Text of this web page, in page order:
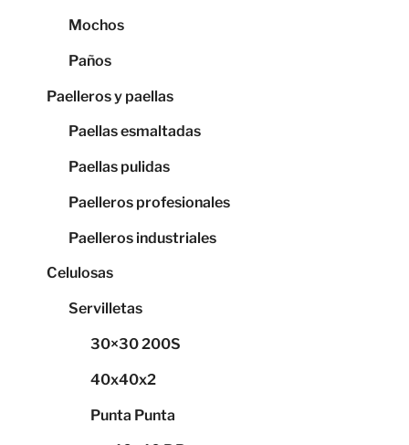
Mochos
Paños
Paelleros y paellas
Paellas esmaltadas
Paellas pulidas
Paelleros profesionales
Paelleros industriales
Celulosas
Servilletas
30×30 200S
40x40x2
Punta Punta